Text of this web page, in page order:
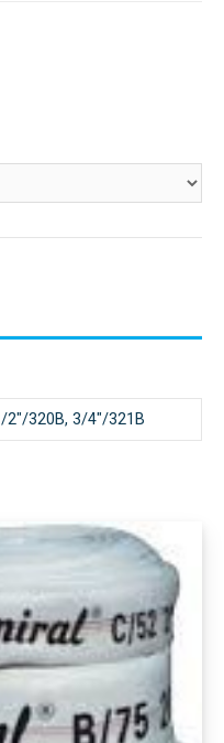
2"/320B, 3/4"/321B